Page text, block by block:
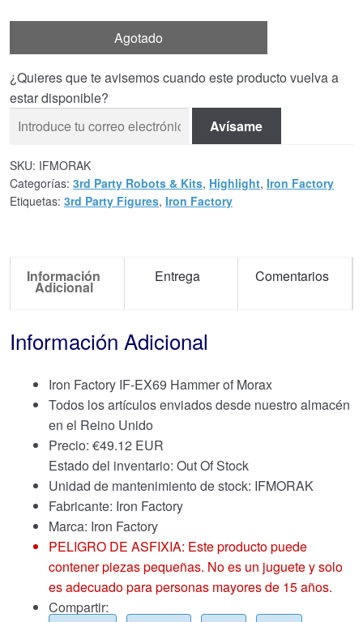
Agotado
¿Quieres que te avisemos cuando este producto vuelva a
estar disponible?
Avísame
SKU: IFMORAK
Categorías: 3rd Party Robots & Kits, Highlight, Iron Factory
Etiquetas: 3rd Party Figures, Iron Factory
Información
Adicional
Entrega Comentarios
Información Adicional
Iron Factory IF-EX69 Hammer of Morax
Todos los artículos enviados desde nuestro almacén
en el Reino Unido
Precio: €49.12 EUR
Estado del inventario: Out Of Stock
Unidad de mantenimiento de stock: IFMORAK
Fabricante: Iron Factory
Marca: Iron Factory
PELIGRO DE ASFIXIA: Este producto puede
contener piezas pequeñas. No es un juguete y solo
es adecuado para personas mayores de 15 años.
Compartir: